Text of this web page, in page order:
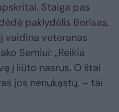
Staiga pas
paklydėlis Borisas,
vaidina veteranas
Semiui: „Reikia
į liūto nasrus. O štai
jos nenukąstų, – tai